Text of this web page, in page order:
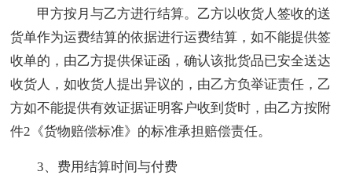
甲方按月与乙方进行结算。乙方以收货人签收的送
货单作为运费结算的依据进行运费结算，如不能提供签
收单的，由乙方提供保证函，确认该批货品已安全送达
收货人，如收货人提出异议的，由乙方负举证责任，乙
方如不能提供有效证据证明客户收到货时，由乙方按附
件2《货物赔偿标准》的标准承担赔偿责任。
3、费用结算时间与付费